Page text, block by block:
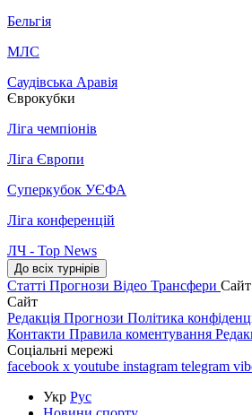
Бельгія
МЛС
Саудівська Аравія
Єврокубки
Ліга чемпіонів
Ліга Європи
Суперкубок УЄФА
Ліга конференцій
ЛЧ - Top News
До всіх турнірів
Статті Прогнози Відео Трансфери Сайт
Сайт
Редакція Прогнози Політика
Контакти Правила коментування
Соціальні мережі
facebook x youtube instagram telegram
Укр Рус